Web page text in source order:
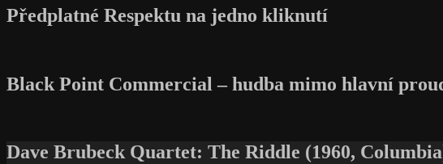
Předplatné Respektu na jedno kliknutí
Black Point Commercial – hudba mimo hlavní
Dave Brubeck Quartet: The Riddle (1960,